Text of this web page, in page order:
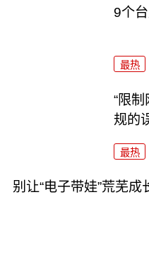
9个
最热
“限
规的
最热
别让“电子带娃”荒芜成